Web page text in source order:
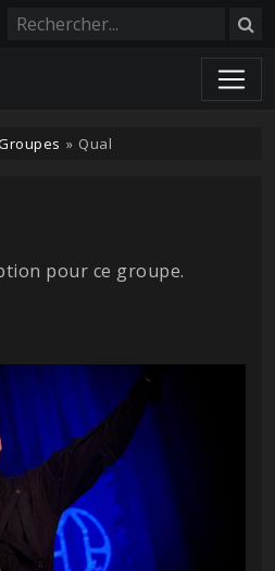
» Qual
pour ce groupe.